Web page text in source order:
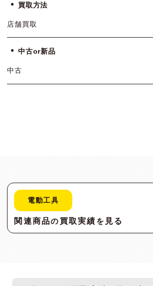
買取方法
店舗買取
中古or新品
中古
電動工具
関連商品の 買取実績 を 見る